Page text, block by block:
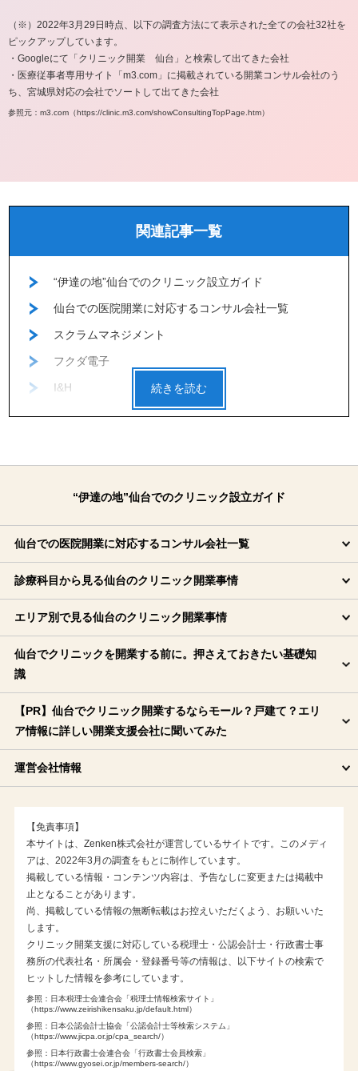
（※）2022年3月29日時点、以下の調査方法にて表示された全ての会社32社を
ピックアップしています。
・Googleにて「クリニック開業 仙台」と検索して出てきた会社
・医療従事者専用サイト「m3.com」に掲載されている開業コンサル会社のう
ち、宮城県対応の会社でソートして出てきた会社
参照元：m3.com（https://clinic.m3.com/showConsultingTopPage.htm）
関連記事一覧
“伊達の地”仙台でのクリニック設立ガイド
仙台での医院開業に対応するコンサル会社一覧
スクラムマネジメント
フクダ電子
I&H
福祉医療計画研究所
税理士法人あさひ会計
アビーナリーGroup
プ）
ジャパンデンタル
エフピーサポート
プ）
総合メディカル
L&Lジャパン
the 医院開業（メディヴァンス）
Dr.働き方サポート（医業経営サポート）
シバタインテック
医業経営アシスト
青木＆パートナーズ
ウェイヴ
ファルム
日本医業総研
メディット（JA三井リース）
土屋歯科商店
“伊達の地”仙台でのクリニック設立ガイド
仙台での医院開業に対応するコンサル会社一覧
診療科目から見る仙台のクリニック開業事情
エリア別で見る仙台のクリニック開業事情
仙台でクリニックを開業する前に。押さえておきたい基礎知
識
【PR】仙台でクリニック開業するならモール？戸建て？エリ
ア情報に詳しい開業支援会社に聞いてみた
運営会社情報
【免責事項】
本サイトは、Zenken株式会社が運営しているサイトです。このメディ
アは、2022年3月の調査をもとに制作しています。
掲載している情報・コンテンツ内容は、予告なしに変更または掲載中
止となることがあります。
尚、掲載している情報の無断転載はお控えいただくよう、お願いいた
します。
クリニック開業支援に対応している税理士・公認会計士・行政書士事
務所の代表社名・所属会・登録番号等の情報は、以下サイトの検索で
ヒットした情報を参考にしています。
参照：日本税理士会連合会「税理士情報検索サイト」
（https://www.zeirishikensaku.jp/default.html）
参照：日本公認会計士協会「公認会計士等検索システム」
（https://www.jicpa.or.jp/cpa_search/）
参照：日本行政書士会連合会「行政書士会員検索」
（https://www.gyosei.or.jp/members-search/）